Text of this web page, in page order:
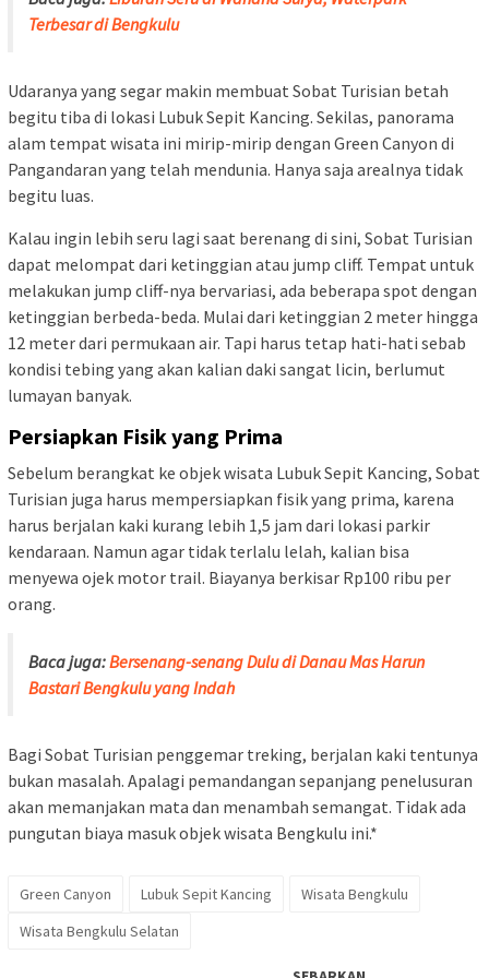
Terbesar di Bengkulu
Udaranya yang segar makin membuat Sobat Turisian betah
begitu tiba di lokasi Lubuk Sepit Kancing. Sekilas, panorama
alam tempat wisata ini mirip-mirip dengan Green Canyon di
Pangandaran yang telah mendunia. Hanya saja arealnya tidak
begitu luas.
Kalau ingin lebih seru lagi saat berenang di sini, Sobat Turisian
dapat melompat dari ketinggian atau jump cliff. Tempat untuk
melakukan jump cliff-nya bervariasi, ada beberapa spot dengan
ketinggian berbeda-beda. Mulai dari ketinggian 2 meter hingga
12 meter dari permukaan air. Tapi harus tetap hati-hati sebab
kondisi tebing yang akan kalian daki sangat licin, berlumut
lumayan banyak.
Persiapkan Fisik yang Prima
Sebelum berangkat ke objek wisata Lubuk Sepit Kancing, Sobat
Turisian juga harus mempersiapkan fisik yang prima, karena
harus berjalan kaki kurang lebih 1,5 jam dari lokasi parkir
kendaraan. Namun agar tidak terlalu lelah, kalian bisa
menyewa ojek motor trail. Biayanya berkisar Rp100 ribu per
orang.
Baca juga:Bersenang-senang Dulu di Danau Mas Harun
Bastari Bengkulu yang Indah
Bagi Sobat Turisian penggemar treking, berjalan kaki tentunya
bukan masalah. Apalagi pemandangan sepanjang penelusuran
akan memanjakan mata dan menambah semangat. Tidak ada
pungutan biaya masuk objek wisata Bengkulu ini.*
Green Canyon Lubuk Sepit Kancing
Wisata Bengkulu
Wisata Bengkulu Selatan